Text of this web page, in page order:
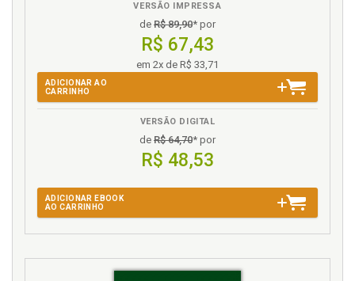
Lei do Sexagenário. Da escravidão aos dias de hoje,
Lei do Ventre Livre. Da escravidão aos dias de hoje,
M
Moradia. Água, saneamento básico e moradia. O
caso dos condomínios fechados, p. 61
Negro. O Brasil e o negro. O negro e o Brasil, p. 13
VERSÃO IMPRESSA
de R$ 89,90* por
R$ 67,43
em 2x de R$ 33,71
ADICIONAR AO
CARRINHO
VERSÃO DIGITAL
de R$ 64,70* por
R$ 48,53
ADICIONAR EBOOK
AO CARRINHO